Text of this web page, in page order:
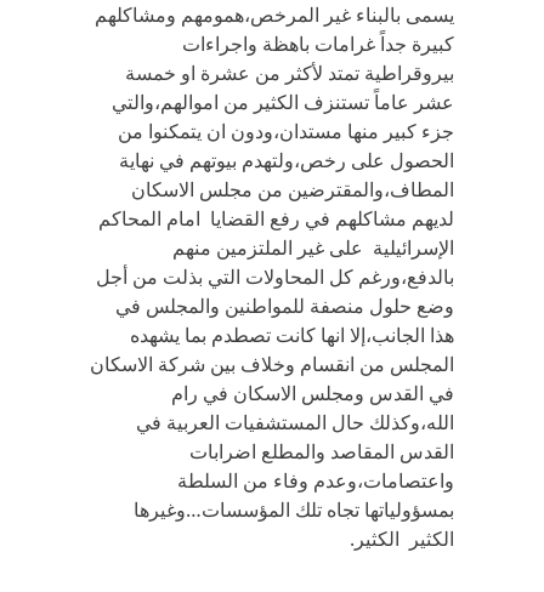
يسمى بالبناء غير المرخص،همومهم ومشاكلهم
كبيرة جداً غرامات باهظة واجراءات
بيروقراطية تمتد لأكثر من عشرة او خمسة
عشر عاماً تستنزف الكثير من اموالهم،والتي
جزء كبير منها مستدان،ودون ان يتمكنوا من
الحصول على رخص،ولتهدم بيوتهم في نهاية
المطاف،والمقترضين من مجلس الاسكان
لديهم مشاكلهم في رفع القضايا امام المحاكم
الإسرائيلية على غير الملتزمين منهم
بالدفع،ورغم كل المحاولات التي بذلت من أجل
وضع حلول منصفة للمواطنين والمجلس في
هذا الجانب،إلا انها كانت تصطدم بما يشهده
المجلس من انقسام وخلاف بين شركة الاسكان
في القدس ومجلس الاسكان في رام
الله،وكذلك حال المستشفيات العربية في
القدس المقاصد والمطلع اضرابات
واعتصامات،وعدم وفاء من السلطة
بمسؤولياتها تجاه تلك المؤسسات…وغيرها
الكثير الكثير.